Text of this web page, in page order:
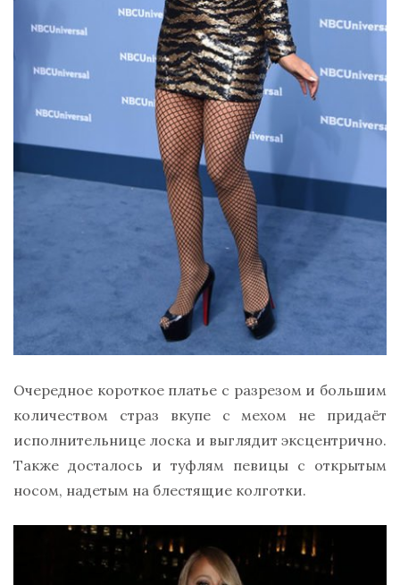
Очередное короткое платье с разрезом и большим
количеством страз вкупе с мехом не придаёт
исполнительнице лоска и выглядит эксцентрично.
Также досталось и туфлям певицы с открытым
носом, надетым на блестящие колготки.